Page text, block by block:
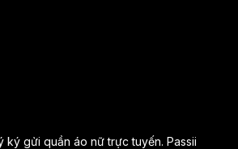
ký gửi quần áo nữ trực tuyến. Passii